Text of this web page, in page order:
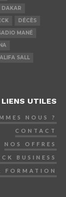
DAKAR
DÉCÈS
MANÉ
SALL
LIENS UTILES
NOUS ?
CONTACT
NOS OFFRES
BUSINESS
FORMATION